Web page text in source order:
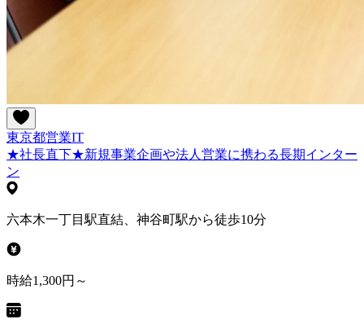
東京都営業IT
★社長直下★新規事業企画や法人営業に携わる長期インター
ン
六本木一丁目駅直結、神谷町駅から徒歩10分
時給1,300円～